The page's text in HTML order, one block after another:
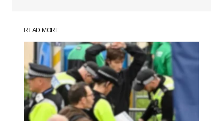
Your Name*
Your E-mail
Guarda mi nombre, correo electrónico y
READ MORE